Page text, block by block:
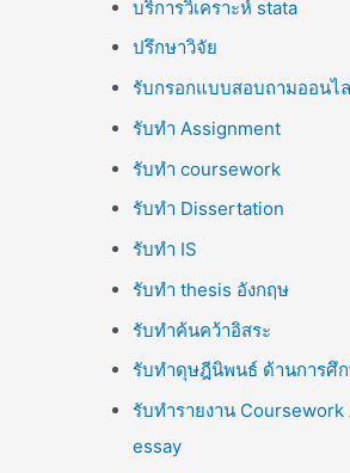
บริการวิเคราะห์ stata
ปรึกษาวิจัย
รับกรอกแบบสอบถามออนไ
รับทำ Assignment
รับทำ coursework
รับทำ Dissertation
รับทำ IS
รับทำ thesis อังกฤษ
รับทำค้นคว้าอิสระ
รับทำดุษฎีนิพนธ์ ด้านการศึ
รับทำรายงาน
essay